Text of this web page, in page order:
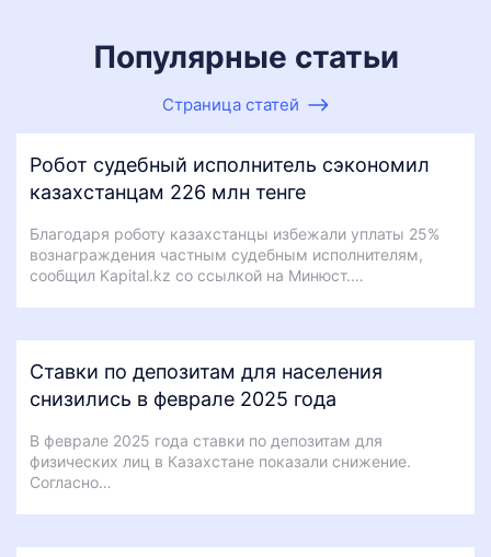
Популярные статьи
Страница статей
Робот судебный исполнитель сэкономил
казахстанцам 226 млн тенге
Благодаря роботу казахстанцы избежали уплаты 25%
вознаграждения частным судебным исполнителям,
сообщил Kapital.kz со ссылкой на Минюст.…
Ставки по депозитам для населения
снизились в феврале 2025 года
В феврале 2025 года ставки по депозитам для
физических лиц в Казахстане показали снижение.
Согласно…